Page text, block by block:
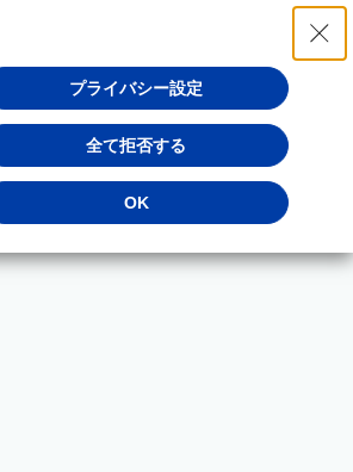
プライバシー設定
全て拒否する
OK